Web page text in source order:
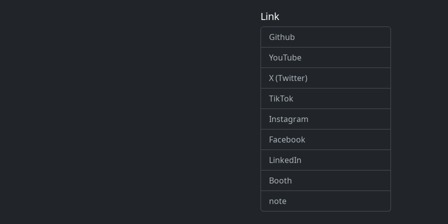
Link
Github
YouTube
X (Twitter)
TikTok
Instagram
Facebook
LinkedIn
Booth
note